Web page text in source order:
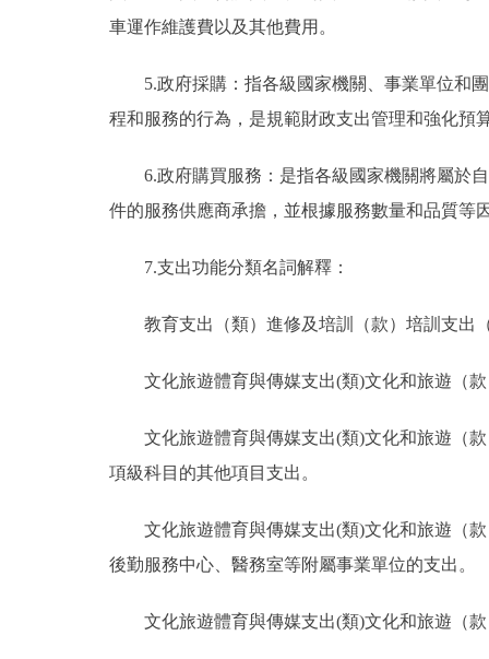
車運作維護費以及其他費用。
5.政府採購：指各級國家機關、事業單位和
程和服務的行為，是規範財政支出管理和強化預
6.政府購買服務：是指各級國家機關將屬於
件的服務供應商承擔，並根據服務數量和品質等
7.支出功能分類名詞解釋：
教育支出（類）進修及培訓（款）培訓支出
文化旅遊體育與傳媒支出(類)文化和旅遊（
文化旅遊體育與傳媒支出(類)文化和旅遊（
項級科目的其他項目支出。
文化旅遊體育與傳媒支出(類)文化和旅遊（
後勤服務中心、醫務室等附屬事業單位的支出。
文化旅遊體育與傳媒支出(類)文化和旅遊（